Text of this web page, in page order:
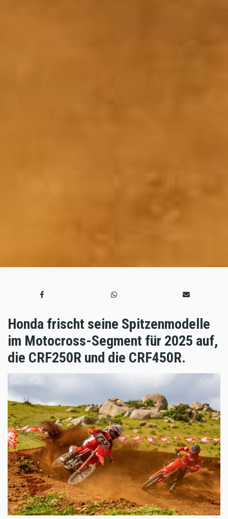
Honda frischt seine Spitzenmodelle
im Motocross-Segment für 2025 auf,
die CRF250R und die CRF450R.